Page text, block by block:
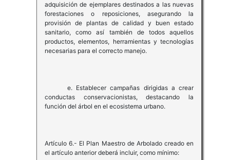
adquisición de ejemplares destinados a las nuevas
forestaciones o reposiciones, asegurando la
provisión de plantas de calidad y buen estado
sanitario, como así también de todos aquellos
productos, elementos, herramientas y tecnologías
necesarias para el correcto manejo.
e. Establecer campañas dirigidas a crear
conductas conservacionistas, destacando la
función del árbol en el ecosistema urbano.
Artículo 6.- El Plan Maestro de Arbolado creado en
el artículo anterior deberá incluir, como mínimo: